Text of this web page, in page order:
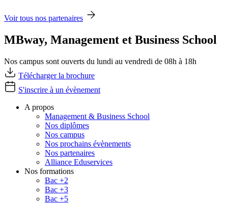
Voir tous nos partenaires
MBway, Management et Business School
Nos campus sont ouverts du lundi au vendredi de 08h à 18h
Télécharger la brochure
S'inscrire à un évènement
A propos
Management & Business School
Nos diplômes
Nos campus
Nos prochains évènements
Nos partenaires
Alliance Eduservices
Nos formations
Bac +2
Bac +3
Bac +5